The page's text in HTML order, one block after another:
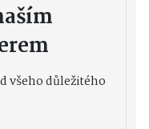
všeho důležitého